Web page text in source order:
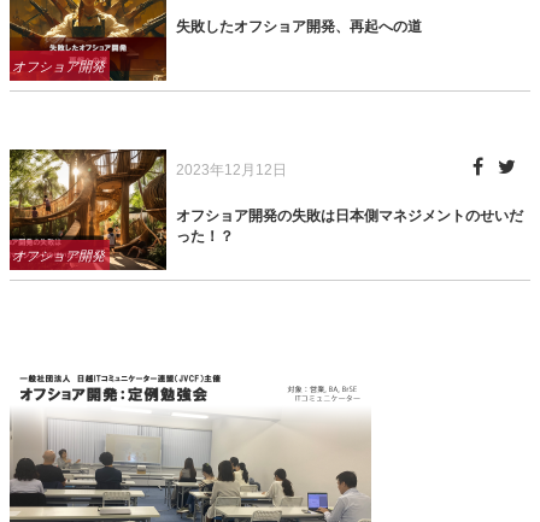
Categories
オフショア開発
失敗したオフショア開発、再起への道
Categories
オフショア開発
Posted
2023年12月12日
オフショア開発の失敗は日本側マネジメントのせいだ
った！？